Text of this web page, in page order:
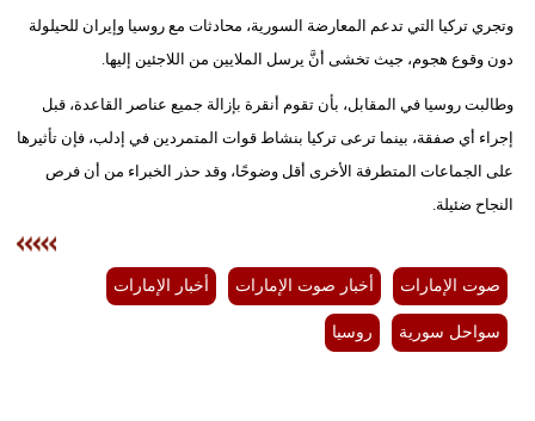
وتجري تركيا التي تدعم المعارضة السورية، محادثات مع روسيا وإيران للحيلولة
دون وقوع هجوم، جيث تخشى أنَّ يرسل الملايين من اللاجئين إليها.
وطالبت روسيا في المقابل، بأن تقوم أنقرة بإزالة جميع عناصر القاعدة، قبل
إجراء أي صفقة، بينما ترعى تركيا بنشاط قوات المتمردين في إدلب، فإن تأثيرها
على الجماعات المتطرفة الأخرى أقل وضوحًا، وقد حذر الخبراء من أن فرص
النجاح ضئيلة.
صوت الإمارات أخبار صوت الإمارات أخبار الإمارات
سواحل سورية روسيا